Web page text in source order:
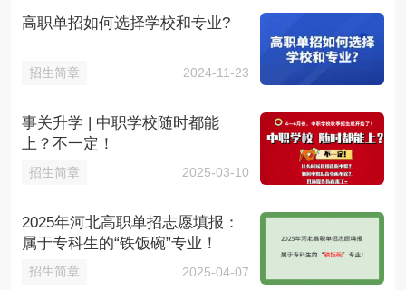
高职单招如何选择学校和专业?
招生简章 2024-11-23
事关升学 | 中职学校随时都能
上？不一定！
招生简章 2025-03-10
2025年河北高职单招志愿填报：
属于专科生的“铁饭碗”专业！
招生简章 2025-04-07